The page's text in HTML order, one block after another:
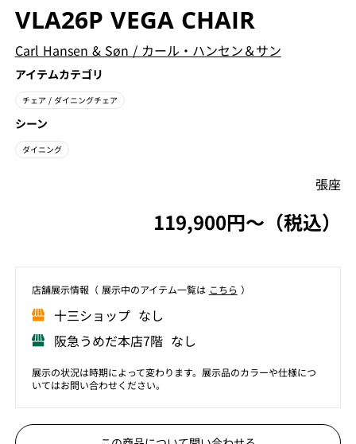
VLA26P VEGA CHAIR
Carl Hansen & Søn / カール・ハンセン＆サン
アイテムカテゴリ
チェア / ダイニングチェア
シーン
ダイニング
張座
119,900円〜（税込）
店舗展⽰情報（ 展⽰中のアイテム⼀覧は こちら ）
⼗三ショップ なし
阪急うめだ本店7階 なし
展示の状況は時期によって変わります。展示品のカラーや仕様につ
いてはお問い合わせください。